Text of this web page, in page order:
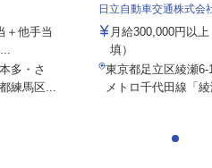
＋他手当
多・さ
練馬区...
日立自動車交通株式会
月給300,000円以
填）
東京都足立区綾瀬
メトロ千代田線「綾